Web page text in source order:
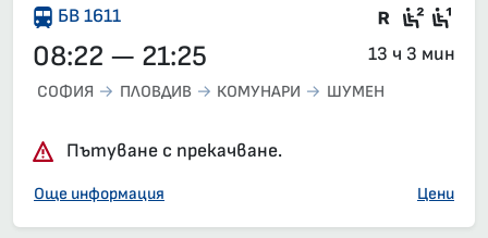
БВ 1611 Във
08:22 — 21:25 13 ч 3 мин
СОФИЯ ПЛОВДИВ КОМУНАРИ ШУМЕН
Пътуване с прекачване.
Още информация Цени